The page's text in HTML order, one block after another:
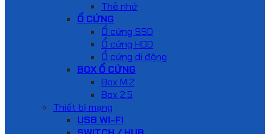
Thẻ nhớ
Ổ CỨNG
Ổ cứng SSD
Ổ cứng HDD
Ổ cứng di động
BOX Ổ CỨNG
Box M.2
Box 2.5
Thiết bị mạng
USB WI-FI